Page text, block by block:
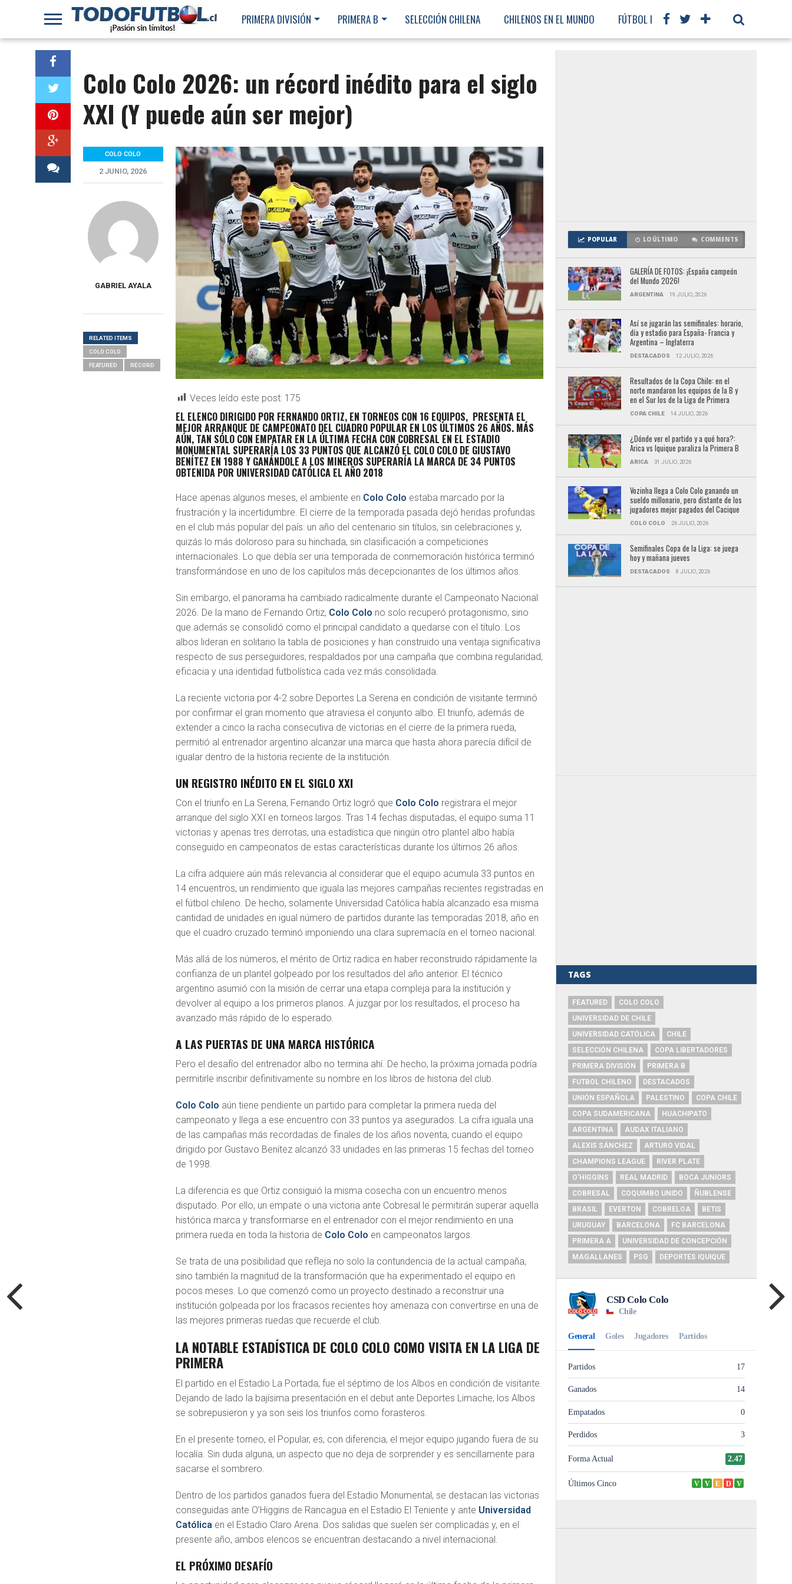
PRIMERA DIVISIÓN PRIMERA B SELECCIÓN CHILENA CHILENOS EN EL MUNDO FÚTBOL INTERNACIONAL
Colo Colo 2026: un récord inédito para el siglo
XXI (Y puede aún ser mejor)
Veces leído este post: 175
EL ELENCO DIRIGIDO POR FERNANDO ORTIZ, EN TORNEOS CON 16 EQUIPOS, PRESENTA EL
MEJOR ARRANQUE DE CAMPEONATO DEL CUADRO POPULAR EN LOS ÚLTIMOS 26 AÑOS. MÁS
AÚN, TAN SÓLO CON EMPATAR EN LA ÚLTIMA FECHA CON COBRESAL EN EL ESTADIO
MONUMENTAL SUPERARÍA LOS 33 PUNTOS QUE ALCANZÓ EL COLO COLO DE GIUSTAVO
BENÍTEZ EN 1988 Y GANÁNDOLE A LOS MINEROS SUPERARÍA LA MARCA DE 34 PUNTOS
OBTENIDA POR UNIVERSIDAD CATÓLICA EL AÑO 2018
Hace apenas algunos meses, el ambiente en Colo Colo estaba marcado por la
frustración y la incertidumbre. El cierre de la temporada pasada dejó heridas profundas
en el club más popular del país: un año del centenario sin títulos, sin celebraciones y,
quizás lo más doloroso para su hinchada, sin clasificación a competiciones
internacionales. Lo que debía ser una temporada de conmemoración histórica terminó
transformándose en uno de los capítulos más decepcionantes de los últimos años.
Sin embargo, el panorama ha cambiado radicalmente durante el Campeonato Nacional
2026. De la mano de Fernando Ortiz, Colo Colo no solo recuperó protagonismo, sino
que además se consolidó como el principal candidato a quedarse con el título. Los
albos lideran en solitario la tabla de posiciones y han construido una ventaja significativa
respecto de sus perseguidores, respaldados por una campaña que combina regularidad,
eficacia y una identidad futbolística cada vez más consolidada.
La reciente victoria por 4-2 sobre Deportes La Serena en condición de visitante terminó
por confirmar el gran momento que atraviesa el conjunto albo. El triunfo, además de
extender a cinco la racha consecutiva de victorias en el cierre de la primera rueda,
permitió al entrenador argentino alcanzar una marca que hasta ahora parecía difícil de
igualar dentro de la historia reciente de la institución.
UN REGISTRO INÉDITO EN EL SIGLO XXI
Con el triunfo en La Serena, Fernando Ortiz logró que Colo Colo registrara el mejor
arranque del siglo XXI en torneos largos. Tras 14 fechas disputadas, el equipo suma 11
victorias y apenas tres derrotas, una estadística que ningún otro plantel albo había
conseguido en campeonatos de estas características durante los últimos 26 años.
La cifra adquiere aún más relevancia al considerar que el equipo acumula 33 puntos en
14 encuentros, un rendimiento que iguala las mejores campañas recientes registradas en
el fútbol chileno. De hecho, solamente Universidad Católica había alcanzado esa misma
cantidad de unidades en igual número de partidos durante las temporadas 2018, año en
que el cuadro cruzado terminó imponiendo una clara supremacía en el torneo nacional.
Más allá de los números, el mérito de Ortiz radica en haber reconstruido rápidamente la
confianza de un plantel golpeado por los resultados del año anterior. El técnico
argentino asumió con la misión de cerrar una etapa compleja para la institución y
devolver al equipo a los primeros planos. A juzgar por los resultados, el proceso ha
avanzado más rápido de lo esperado.
A LAS PUERTAS DE UNA MARCA HISTÓRICA
Pero el desafío del entrenador albo no termina ahí. De hecho, la próxima jornada podría
permitirle inscribir definitivamente su nombre en los libros de historia del club.
Colo Colo aún tiene pendiente un partido para completar la primera rueda del
campeonato y llega a ese encuentro con 33 puntos ya asegurados. La cifra iguala una
de las campañas más recordadas de finales de los años noventa, cuando el equipo
dirigido por Gustavo Benítez alcanzó 33 unidades en las primeras 15 fechas del torneo
de 1998.
La diferencia es que Ortiz consiguió la misma cosecha con un encuentro menos
disputado. Por ello, un empate o una victoria ante Cobresal le permitirán superar aquella
histórica marca y transformarse en el entrenador con el mejor rendimiento en una
primera rueda en toda la historia de Colo Colo en campeonatos largos.
Se trata de una posibilidad que refleja no solo la contundencia de la actual campaña,
sino también la magnitud de la transformación que ha experimentado el equipo en
pocos meses. Lo que comenzó como un proyecto destinado a reconstruir una
institución golpeada por los fracasos recientes hoy amenaza con convertirse en una de
las mejores primeras ruedas que recuerde el club.
LA NOTABLE ESTADÍSTICA DE COLO COLO COMO VISITA EN LA LIGA DE
PRIMERA
El partido en el Estadio La Portada, fue el séptimo de los Albos en condición de visitante.
Dejando de lado la bajísima presentación en el debut ante Deportes Limache, los Albos
se sobrepusieron y ya son seis los triunfos como forasteros.
En el presente torneo, el Popular, es, con diferencia, el mejor equipo jugando fuera de su
localía. Sin duda alguna, un aspecto que no deja de sorprender y es sencillamente para
sacarse el sombrero.
Dentro de los partidos ganados fuera del Estadio Monumental, se destacan las victorias
conseguidas ante O’Higgins de Rancagua en el Estadio El Teniente y ante Universidad
Católica en el Estadio Claro Arena. Dos salidas que suelen ser complicadas y, en el
presente año, ambos elencos se encuentran destacando a nivel internacional.
EL PRÓXIMO DESAFÍO
COLO COLO
2 JUNIO, 2026
GABRIEL AYALA
RELATED ITEMS
COLO COLO
FEATURED RÉCORD
POPULAR LO ÚLTIMO COMMENTS
GALERÍA DE FOTOS: ¡España campeón
del Mundo 2026!
ARGENTINA 19 JULIO, 2026
Así se jugarán las semifinales: horario,
día y estadio para España- Francia y
Argentina – Inglaterra
DESTACADOS 12 JULIO, 2026
Resultados de la Copa Chile: en el
norte mandaron los equipos de la B y
en el Sur los de la Liga de Primera
COPA CHILE 14 JULIO, 2026
¿Dónde ver el partido y a qué hora?:
Arica vs Iquique paraliza la Primera B
ARICA 31 JULIO, 2026
Vozinha llega a Colo Colo ganando un
sueldo millonario, pero distante de los
jugadores mejor pagados del Cacique
COLO COLO 26 JULIO, 2026
Semifinales Copa de la Liga: se juega
hoy y mañana jueves
DESTACADOS 8 JULIO, 2026
TAGS
FEATURED
COLO COLO
UNIVERSIDAD DE CHILE
UNIVERSIDAD CATÓLICA
CHILE
SELECCIÓN CHILENA
COPA LIBERTADORES
PRIMERA DIVISIÓN
PRIMERA B
FUTBOL CHILENO
DESTACADOS
UNIÓN ESPAÑOLA
PALESTINO
COPA CHILE
COPA SUDAMERICANA
HUACHIPATO
ARGENTINA
AUDAX ITALIANO
ALEXIS SÁNCHEZ
ARTURO VIDAL
CHAMPIONS LEAGUE
RIVER PLATE
O'HIGGINS
REAL MADRID
BOCA JUNIORS
COBRESAL
COQUIMBO UNIDO
ÑUBLENSE
BRASIL
EVERTON COBRELOA
BETIS
URUGUAY
BARCELONA
FC BARCELONA
PRIMERA A
UNIVERSIDAD DE CONCEPCIÓN
MAGALLANES
PSG DEPORTES IQUIQUE